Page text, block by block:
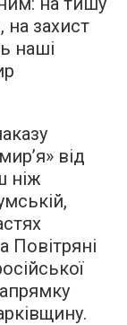
захист
наші
від
ніж
Повітряні